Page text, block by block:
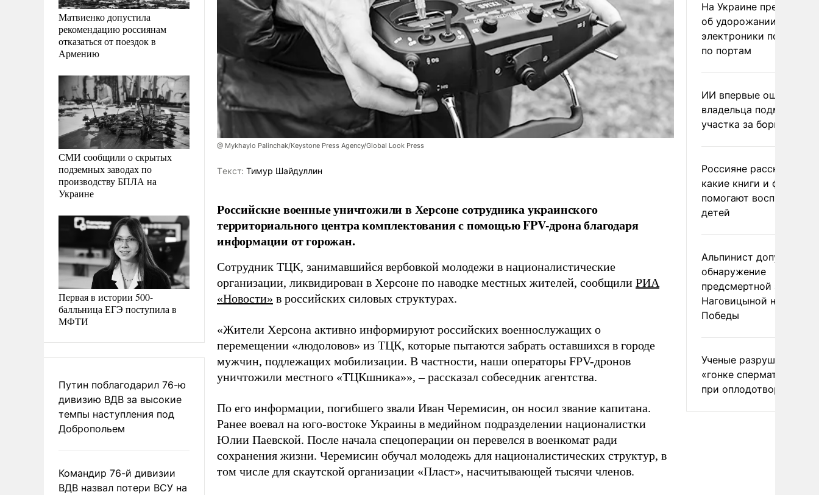
Матвиенко допустила
рекомендацию россиянам
отказаться от поездок в
Армению
СМИ сообщили о скрытых
подземных заводах по
производству БПЛА на
Украине
Первая в истории 500-
балльница ЕГЭ поступила в
МФТИ
Путин поблагодарил 76-ю
дивизию ВДВ за высокие
темпы наступления под
Добропольем
Командир 76-й дивизии
ВДВ назвал потери ВСУ на
@ Mykhaylo Palinchak/Keystone Press Agency/Global Look Press
Tекст: Тимур Шайдуллин
Российские военные уничтожили в Херсоне сотрудника украинского
территориального центра комплектования с помощью FPV-дрона благодаря
информации от горожан.
Сотрудник ТЦК, занимавшийся вербовкой молодежи в националистические
организации, ликвидирован в Херсоне по наводке местных жителей, сообщили РИА
«Новости» в российских силовых структурах.
«Жители Херсона активно информируют российских военнослужащих о
перемещении «людоловов» из ТЦК, которые пытаются забрать оставшихся в городе
мужчин, подлежащих мобилизации. В частности, наши операторы FPV-дронов
уничтожили местного «ТЦКшника»», – рассказал собеседник агентства.
По его информации, погибшего звали Иван Черемисин, он носил звание капитана.
Ранее воевал на юго-востоке Украины в медийном подразделении националистки
Юлии Паевской. После начала спецоперации он перевелся в военкомат ради
сохранения жизни. Черемисин обучал молодежь для националистических структур, в
том числе для скаутской организации «Пласт», насчитывающей тысячи членов.
На Украине
об удорожании
электроники после
по портам
ИИ впервые
владельца
участка за борщевик
Россияне рассказали,
какие книги и фильмы
помогают воспитывать
детей
Альпинист допустил
обнаружение
предсмертной записки
Наговицыной на пике
Победы
Ученые разрушили миф
«гонке
при оплодотворении